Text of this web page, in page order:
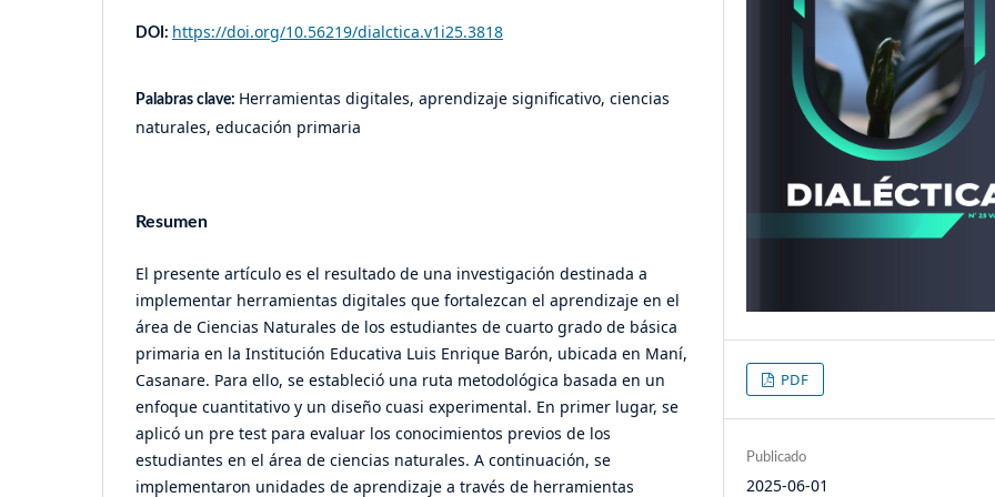
DOI: https://doi.org/10.56219/dialctica.v1i25.3818
Palabras clave: Herramientas digitales, aprendizaje significativo, ciencias
naturales, educación primaria
Resumen
El presente artículo es el resultado de una investigación destinada a
implementar herramientas digitales que fortalezcan el aprendizaje en el
área de Ciencias Naturales de los estudiantes de cuarto grado de básica
primaria en la Institución Educativa Luis Enrique Barón, ubicada en Maní,
Casanare. Para ello, se estableció una ruta metodológica basada en un
enfoque cuantitativo y un diseño cuasi experimental. En primer lugar, se
aplicó un pre test para evaluar los conocimientos previos de los
estudiantes en el área de ciencias naturales. A continuación, se
implementaron unidades de aprendizaje a través de herramientas
PDF
Publicado
2025-06-01